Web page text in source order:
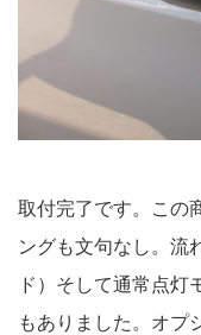
取付完了です。この
ングも文句なし。流
ド）そして通常点灯
もありました。オプ